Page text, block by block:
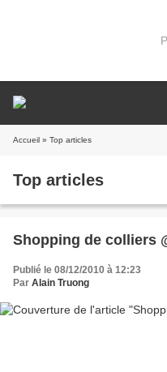
Accueil » Top articles
Top articles
Shopping de colliers
Publié le 08/12/2010 à 12:23
Par Alain Truong